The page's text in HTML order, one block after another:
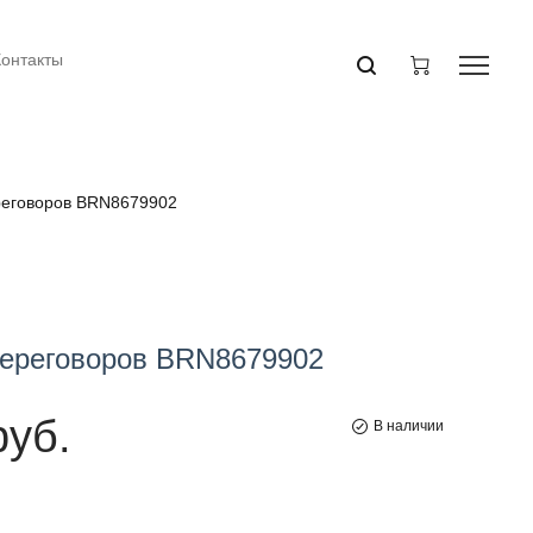
BRN8679902
BRN8679902
В наличии